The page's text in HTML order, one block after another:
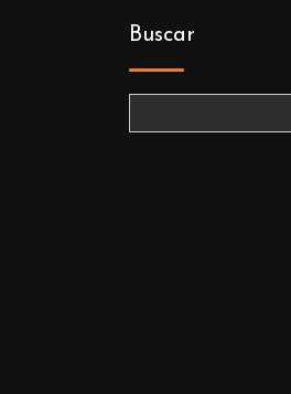
Buscar